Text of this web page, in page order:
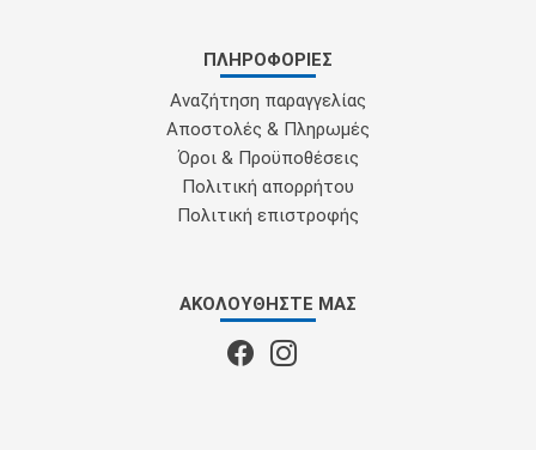
ΠΛΗΡΟΦΟΡΊΕΣ
Αναζήτηση παραγγελίας
Αποστολές & Πληρωμές
Όροι & Προϋποθέσεις
Πολιτική απορρήτου
Πολιτική επιστροφής
ΑΚΟΛΟΥΘΉΣΤΕ ΜΑΣ